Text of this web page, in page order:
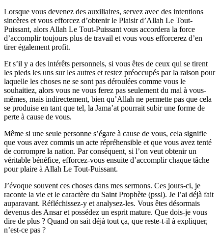
Lorsque vous devenez des auxiliaires, servez avec des intentions
sincères et vous efforcez d’obtenir le Plaisir d’Allah Le Tout-
Puissant, alors Allah Le Tout-Puissant vous accordera la force
d’accomplir toujours plus de travail et vous vous efforcerez d’en
tirer également profit.
Et s’il y a des intérêts personnels, si vous êtes de ceux qui se tirent
les pieds les uns sur les autres et restez préoccupés par la raison pour
laquelle les choses ne se sont pas déroulées comme vous le
souhaitiez, alors vous ne vous ferez pas seulement du mal à vous-
mêmes, mais indirectement, bien qu’Allah ne permette pas que cela
se produise en tant que tel, la Jama’at pourrait subir une forme de
perte à cause de vous.
Même si une seule personne s’égare à cause de vous, cela signifie
que vous avez commis un acte répréhensible et que vous avez tenté
de corrompre la nation. Par conséquent, si l’on veut obtenir un
véritable bénéfice, efforcez-vous ensuite d’accomplir chaque tâche
pour plaire à Allah Le Tout-Puissant.
J’évoque souvent ces choses dans mes sermons. Ces jours-ci, je
raconte la vie et le caractère du Saint Prophète (pssl). Je l’ai déjà fait
auparavant. Réfléchissez-y et analysez-les. Vous êtes désormais
devenus des Ansar et possédez un esprit mature. Que dois-je vous
dire de plus ? Quand on sait déjà tout ça, que reste-t-il à expliquer,
n’est-ce pas ?